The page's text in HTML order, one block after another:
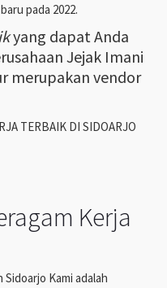
pada 2022.
yang dapat Anda
Jejak Imani
merupakan vendor
TERBAIK DI SIDOARJO
Kerja
Kami adalah